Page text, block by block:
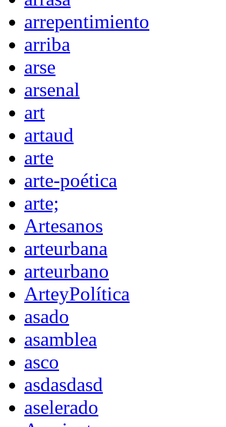
arrepentimiento
arriba
arse
arsenal
art
artaud
arte
arte-poética
arte;
Artesanos
arteurbana
arteurbano
ArteyPolítica
asado
asamblea
asco
asdasdasd
aselerado